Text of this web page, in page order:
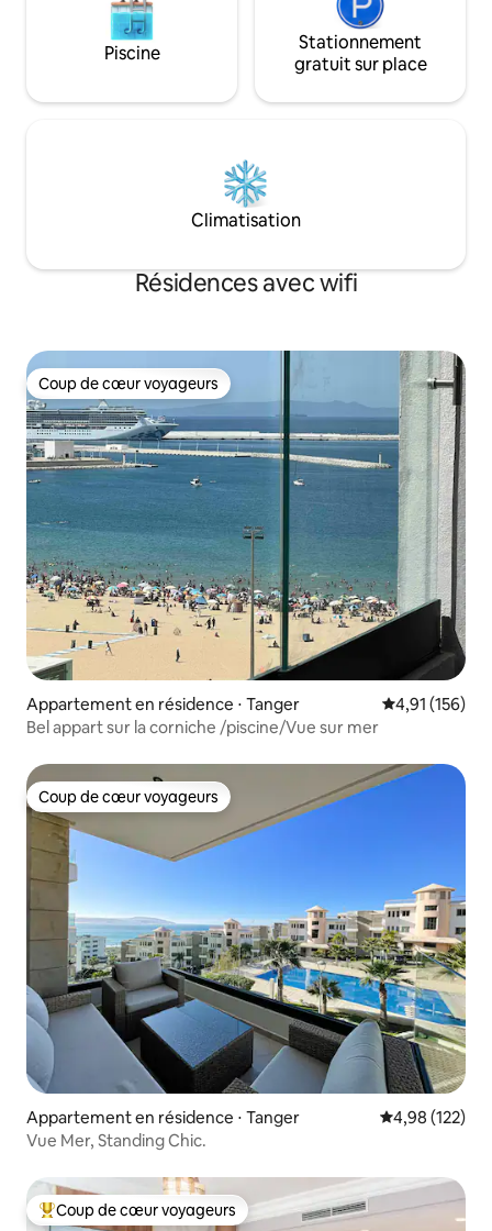
Piscine
Stationnement
gratuit sur place
Climatisation
Résidences avec wifi
Coup de cœur voyageurs
Coup de cœur voyageurs
Appartement en résidence ⋅ Tanger Évaluation
4,91 (156)
Bel appart sur la corniche /piscine/Vue sur mer
Coup de cœur voyageurs
Coup de cœur voyageurs
Appartement en résidence ⋅ Tanger Évaluation
4,98 (122)
Vue Mer, Standing Chic.
Coups de cœur voyageurs les plus appréciés
Coup de cœur voyageurs